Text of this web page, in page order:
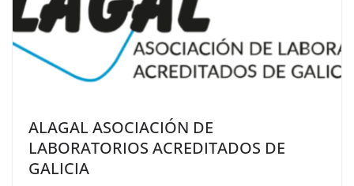
ALAGAL ASOCIACIÓN DE
LABORATORIOS ACREDITADOS DE
GALICIA